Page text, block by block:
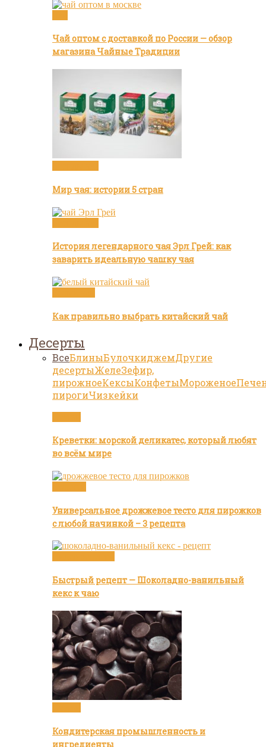
Чай оптом с доставкой по России — обзор
магазина Чайные Традиции
Мир чая: истории 5 стран
История легендарного чая Эрл Грей: как
заварить идеальную чашку чая
Как правильно выбрать китайский чай
Десерты
ВсеБлиныБулочкиджемДругие
десертыЖелеЗефир,
пирожноеКексыКонфетыМороженое
пирогиЧизкейки
Креветки: морской деликатес, который любят
во всём мире
Универсальное дрожжевое тесто для пирожков
с любой начинкой – 3 рецепта
Быстрый рецепт — Шоколадно-ванильный
кекс к чаю
Кондитерская промышленность и
ингредиенты